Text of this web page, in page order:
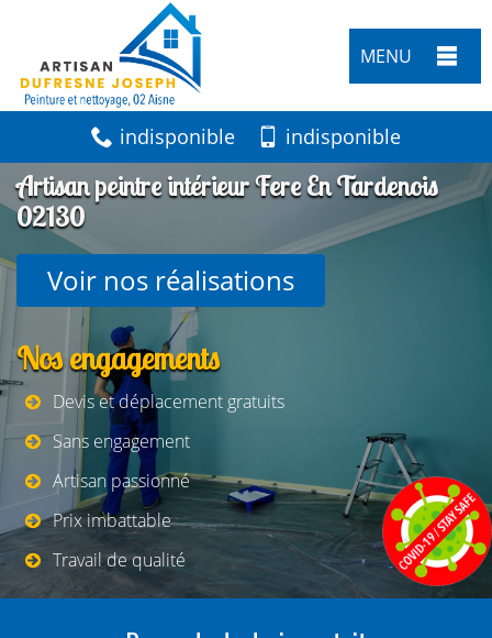
MENU
indisponible indisponible
Artisan peintre intérieur Fere En Tardenois
02130
Voir nos réalisations
Nos engagements
Devis et déplacement gratuits
Sans engagement
Artisan passionné
Prix imbattable
Travail de qualité